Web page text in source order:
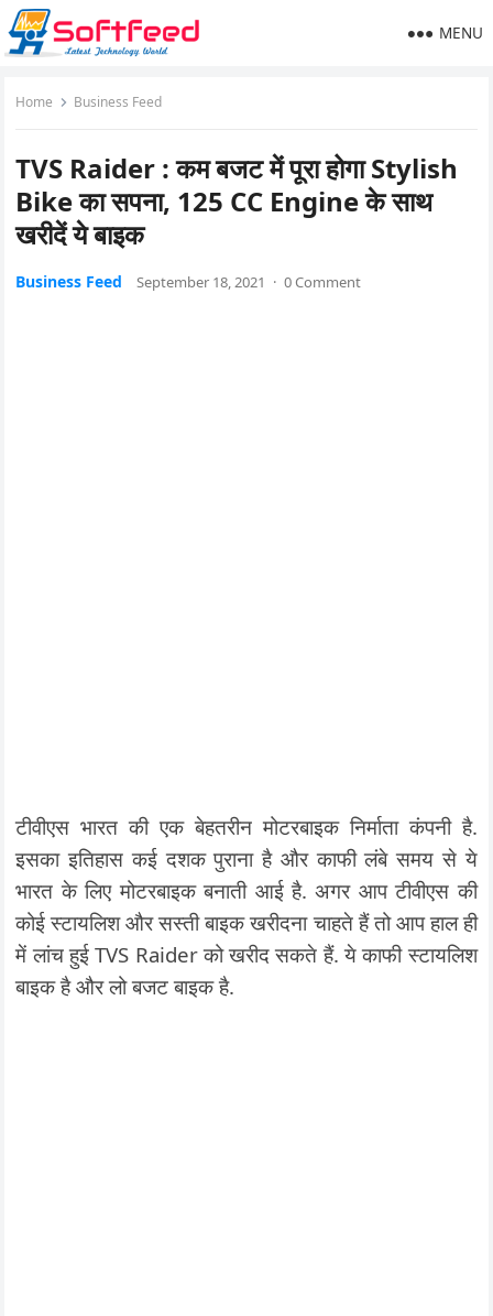
MENU
Home Business Feed
TVS Raider : कम बजट में पूरा होगा Stylish
Bike का सपना, 125 CC Engine के साथ
खरीदें ये बाइक
Business Feed September 18, 2021 · 0 Comment
टीवीएस भारत की एक बेहतरीन मोटरबाइक निर्माता कंपनी है.
इसका इतिहास कई दशक पुराना है और काफी लंबे समय से ये
भारत के लिए मोटरबाइक बनाती आई है. अगर आप टीवीएस की
कोई स्टायलिश और सस्ती बाइक खरीदना चाहते हैं तो आप हाल ही
में लांच हुई TVS Raider को खरीद सकते हैं. ये काफी स्टायलिश
बाइक है और लो बजट बाइक है.